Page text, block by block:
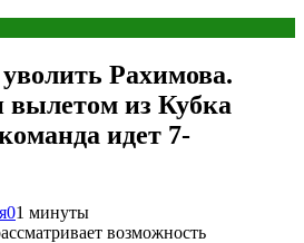
Рахимова.
вылетом из Кубка
идет 7-
01 минуты
возможность